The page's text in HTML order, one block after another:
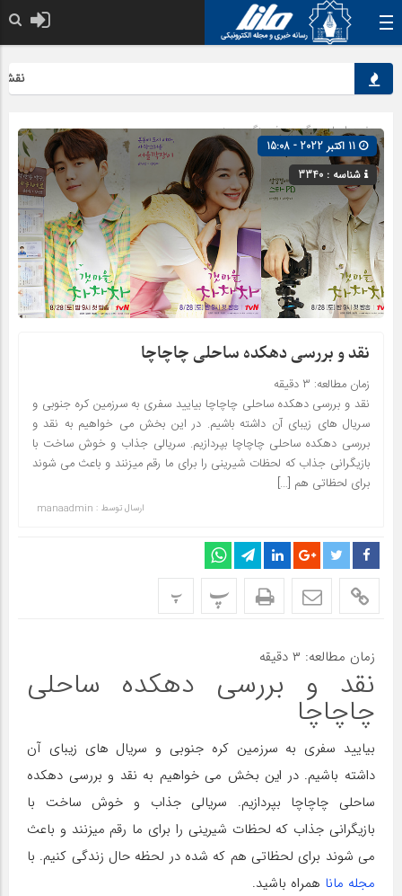
نقش
صفحه اصلی» گروه »فرهنگ و هنر
شناسه : 3340
نقد و بررسی دهکده ساحلی چاچاچا
زمان مطالعه: ۳ دقیقه
نقد و بررسی دهکده ساحلی چاچاچا بیایید سفری به سرزمین کره جنوبی و
سریال های زیبای آن داشته باشیم. در این بخش می خواهیم به نقد و
بررسی دهکده ساحلی چاچاچا بپردازیم. سریالی جذاب و خوش ساخت با
بازیگرانی جذاب که لحظات شیرینی را برای ما رقم میزنند و باعث می شوند
برای لحظاتی هم […]
ارسال توسط : manaadmin
پ پ
زمان مطالعه: ۳ دقیقه
نقد و بررسی دهکده ساحلی
چاچاچا
بیایید سفری به سرزمین کره جنوبی و سریال های زیبای آن
داشته باشیم. در این بخش می خواهیم به نقد و بررسی دهکده
ساحلی چاچاچا بپردازیم. سریالی جذاب و خوش ساخت با
بازیگرانی جذاب که لحظات شیرینی را برای ما رقم میزنند و باعث
می شوند برای لحظاتی هم که شده در لحظه حال زندگی کنیم. با
مجله مانا همراه باشید.